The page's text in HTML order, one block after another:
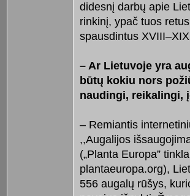
didesnį darbų apie
rinkinį, ypač tuos
spausdintus
– Ar Lietuvoje yra
būtų kokiu nors
naudingi, reikalingi,
– Remiantis
,,Augalijos
(„Planta Europa”
plantaeuropa.org),
556 augalų rūšys,